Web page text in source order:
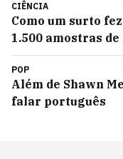
CIÊNCIA
Como um surto
1.500 amostras
POP
Além de Shawn
falar português